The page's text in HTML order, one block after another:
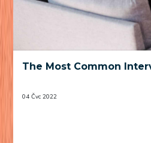
The Most Common
04 Čvc 2022